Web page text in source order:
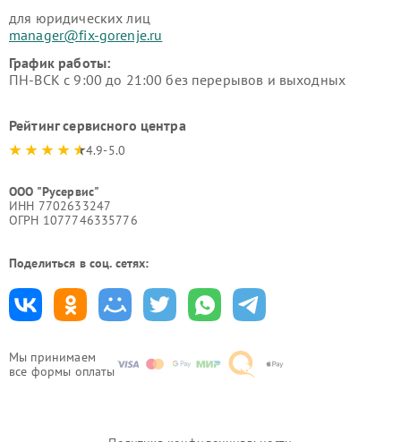
Мы принимаем
все формы оплаты
для юридических лиц
manager@fix-gorenje.ru
График работы:
ПН-ВСК с 9:00 до 21:00 без перерывов и выходных
Рейтинг сервисного центра
4.9-5.0
ООО "Русервис"
ИНН 7702633247
ОГРН 1077746335776
Поделиться в соц. сетях: